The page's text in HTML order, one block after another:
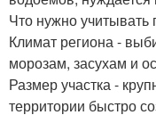
Что нужно
Климат региона -
морозам, засухам и
Размер участка -
территории быстро